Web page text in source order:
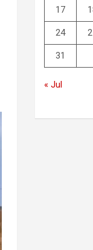
17
24
31
« Jul